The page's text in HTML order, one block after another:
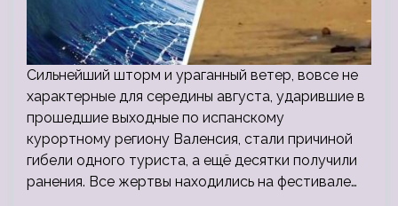
Сильнейший шторм и ураганный ветер, вовсе не
характерные для середины августа, ударившие в
прошедшие выходные по испанскому
курортному региону Валенсия, стали причиной
гибели одного туриста, а ещё десятки получили
ранения. Все жертвы находились на фестивале…